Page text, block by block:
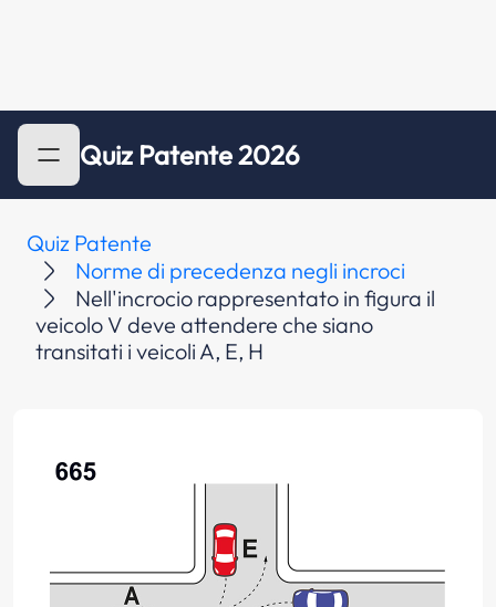
Quiz Patente 2026
Quiz Patente
Norme di precedenza negli incroci
Nell'incrocio rappresentato in figura il
veicolo V deve attendere che siano
transitati i veicoli A, E, H